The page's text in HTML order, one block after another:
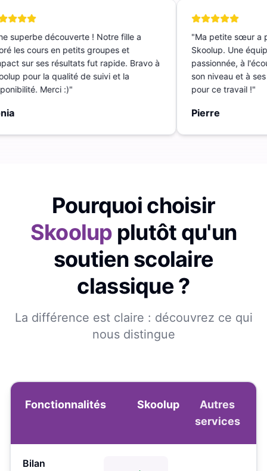
superbe découverte ! Notre fille a
les cours en petits groupes et
sur ses résultats fut rapide. Bravo à
pour la qualité de suivi et la
Merci :) "
Ma petite sœur a
Skoolup. Une
passionnée, à
son niveau et à ses
pour ce travail !"
Pierre
Pourquoi choisir
Skoolup plutôt qu'un
soutien scolaire
classique ?
La différence est claire : découvrez ce qui
nous distingue
Fonctionnalités Skoolup
Autres
services
Bilan